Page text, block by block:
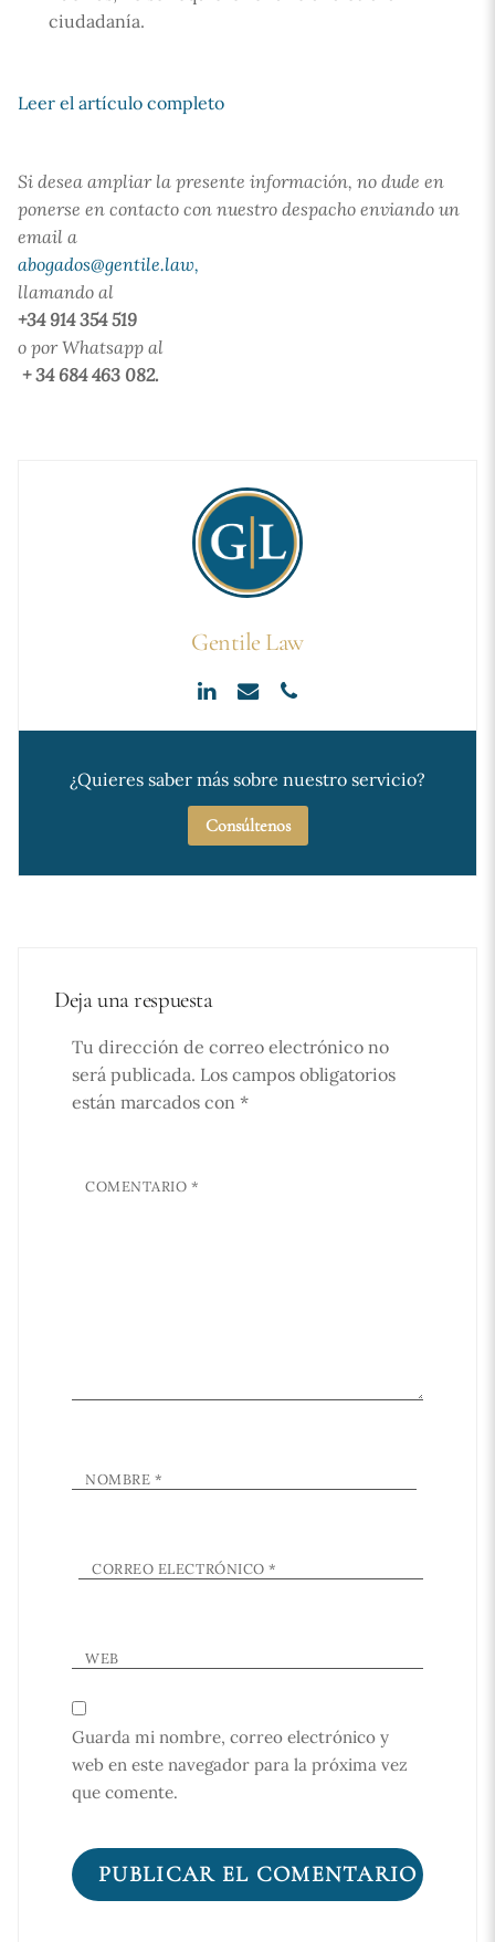
ciudadanía.
Leer el artículo completo
Si desea ampliar la presente información, no dude en
ponerse en contacto con nuestro despacho enviando un
email a
abogados@gentile.law,
llamando al
+34 914 354 519
o por Whatsapp al
+ 34 684 463 082.
Gentile Law
¿Quieres saber más sobre nuestro servicio?
Consúltenos
Deja una respuesta
Tu dirección de correo electrónico no
será publicada. Los campos obligatorios
están marcados con *
COMENTARIO *
NOMBRE *
CORREO ELECTRÓNICO*
WEB
Guarda mi nombre, correo electrónico y
web en este navegador para la próxima vez
que comente.